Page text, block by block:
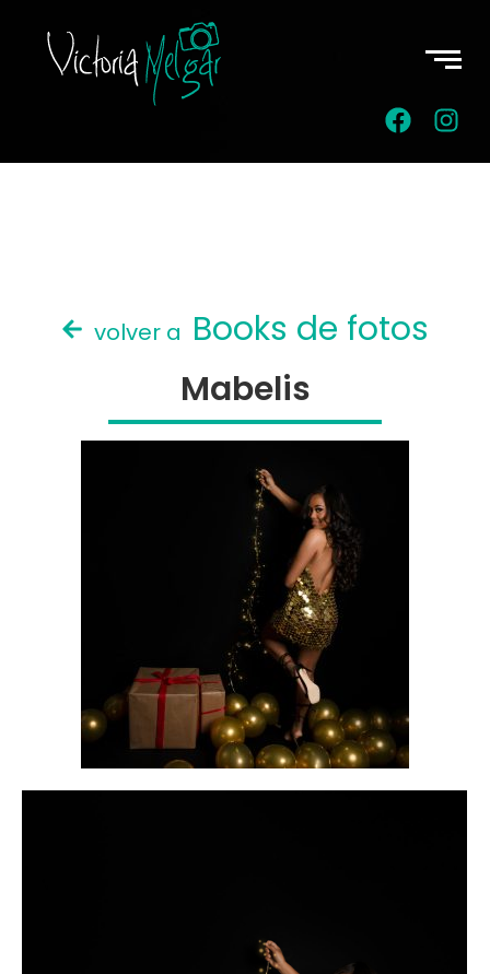
volver a Books de fotos
Mabelis